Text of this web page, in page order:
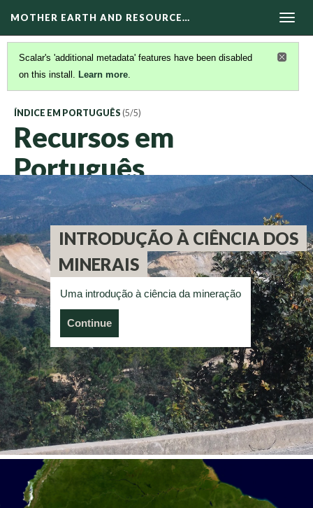
MOTHER EARTH AND RESOURCE…
Scalar's 'additional metadata' features have been disabled
on this install. Learn more.
ÍNDICE EM PORTUGUÊS (5/5)
Recursos em
Português
INTRODUÇÃO À CIÊNCIA DOS
MINERAIS
Uma introdução à ciência da mineração
Continue